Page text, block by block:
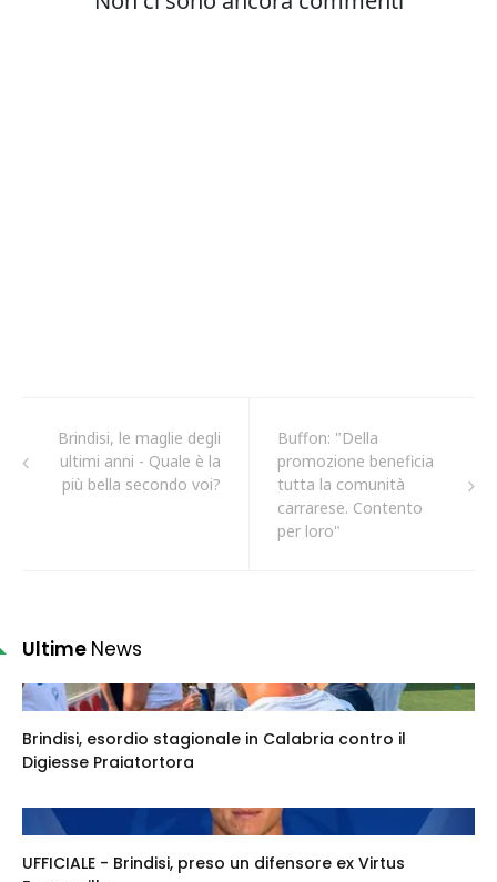
Brindisi, le maglie degli
ultimi anni - Quale è la
più bella secondo voi?
Buffon: "Della
promozione beneficia
tutta la comunità
carrarese. Contento
per loro"
Ultime News
Brindisi, esordio stagionale in Calabria contro il
Digiesse Praiatortora
UFFICIALE - Brindisi, preso un difensore ex Virtus